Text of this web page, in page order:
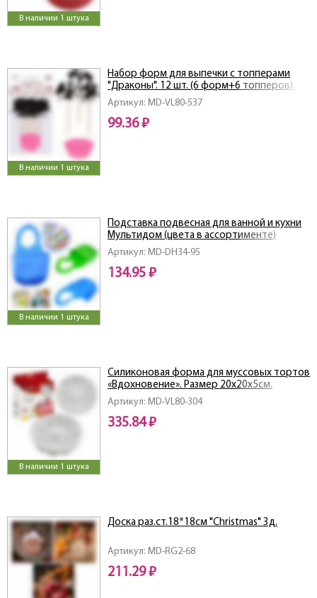
В наличии 1 штука
В наличии 1 штука
Артикул: MD-VL80-537
Набор форм для выпечки с топперами
"Драконы". 12 шт. (6 форм+6 топперов).
Размер формы: 7,5х3 см. NEW
99.36 ₽
В наличии 1 штука
Артикул: MD-DH34-95
Подставка подвесная для ванной и кухни
Мультидом (цвета в ассортименте)
134.95 ₽
В наличии 1 штука
Артикул: MD-VL80-304
Силиконовая форма для муссовых тортов
«Вдохновение». Размер 20х20х5см.
335.84 ₽
Артикул: MD-RG2-68
Доска раз.ст.18*18см "Christmas" 3д.
211.29 ₽